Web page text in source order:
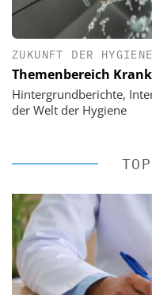
ZUKUNFT DER HYGIENE
Themenbereich
Hintergrundberichte,
der Welt der Hygiene